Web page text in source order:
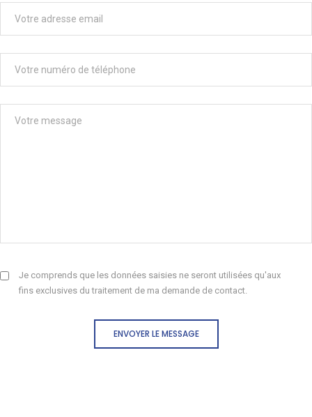
Je comprends que les données saisies ne seront utilisées qu'aux
fins exclusives du traitement de ma demande de contact.
ENVOYER LE MESSAGE